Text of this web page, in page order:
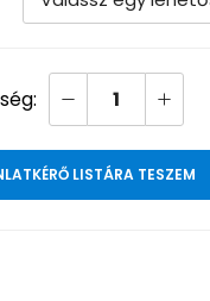
LISTÁRA TESZEM